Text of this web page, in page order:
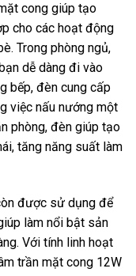
cong giúp tạo
cho các hoạt động
Trong phòng ngủ,
dễ dàng đi vào
bếp, đèn cung cấp
việc nấu nướng một
phòng, đèn giúp tạo
tăng năng suất làm
được sử dụng để
làm nổi bật sản
Với tính linh hoạt
trần mặt cong 12W